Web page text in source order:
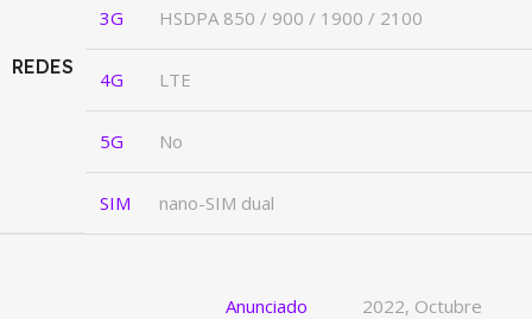
REDES
3G HSDPA 850 / 900 / 1900 / 2100
4G LTE
5G No
SIM nano-SIM dual
Anunciado 2022, Octubre